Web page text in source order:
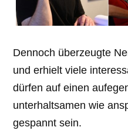
Dennoch überzeugte
und erhielt viele
dürfen auf einen
unterhaltsamen wie
gespannt sein.